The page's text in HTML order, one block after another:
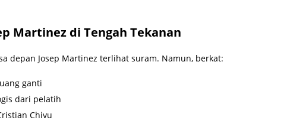
Martinez di Tengah Tekanan
depan Josep Martinez terlihat suram. Namun, berkat:
ganti
dari pelatih
Chivu